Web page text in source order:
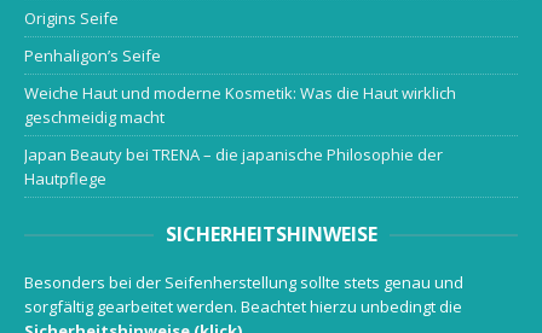
Origins Seife
Penhaligon’s Seife
Weiche Haut und moderne Kosmetik: Was die Haut wirklich
geschmeidig macht
Japan Beauty bei TRENA – die japanische Philosophie der
Hautpflege
SICHERHEITSHINWEISE
Besonders bei der Seifenherstellung sollte stets genau und
sorgfältig gearbeitet werden. Beachtet hierzu unbedingt die